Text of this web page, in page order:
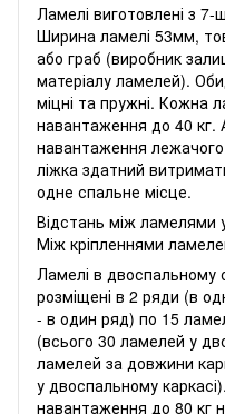
Ламелі виготовлені з
Ширина ламелі 53мм,
або граб (виробник
матеріалу ламелей).
міцні та пружні. Кожна
навантаження до 40 кг.
навантаження
ліжка здатний
одне спальне місце.
Відстань між ламелями
Між кріпленнями
Ламелі в двоспальному
розміщені в 2 ряди (в
- в один ряд) по 15
(всього 30 ламелей у
ламелей за довжини
у двоспальному
навантаження до 80 кг